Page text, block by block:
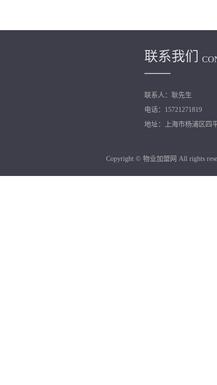
联系我们
联系人：耿先生
电话：15721271819
地址：上海市杨浦区四
Copyright © 物业加盟网 All rights